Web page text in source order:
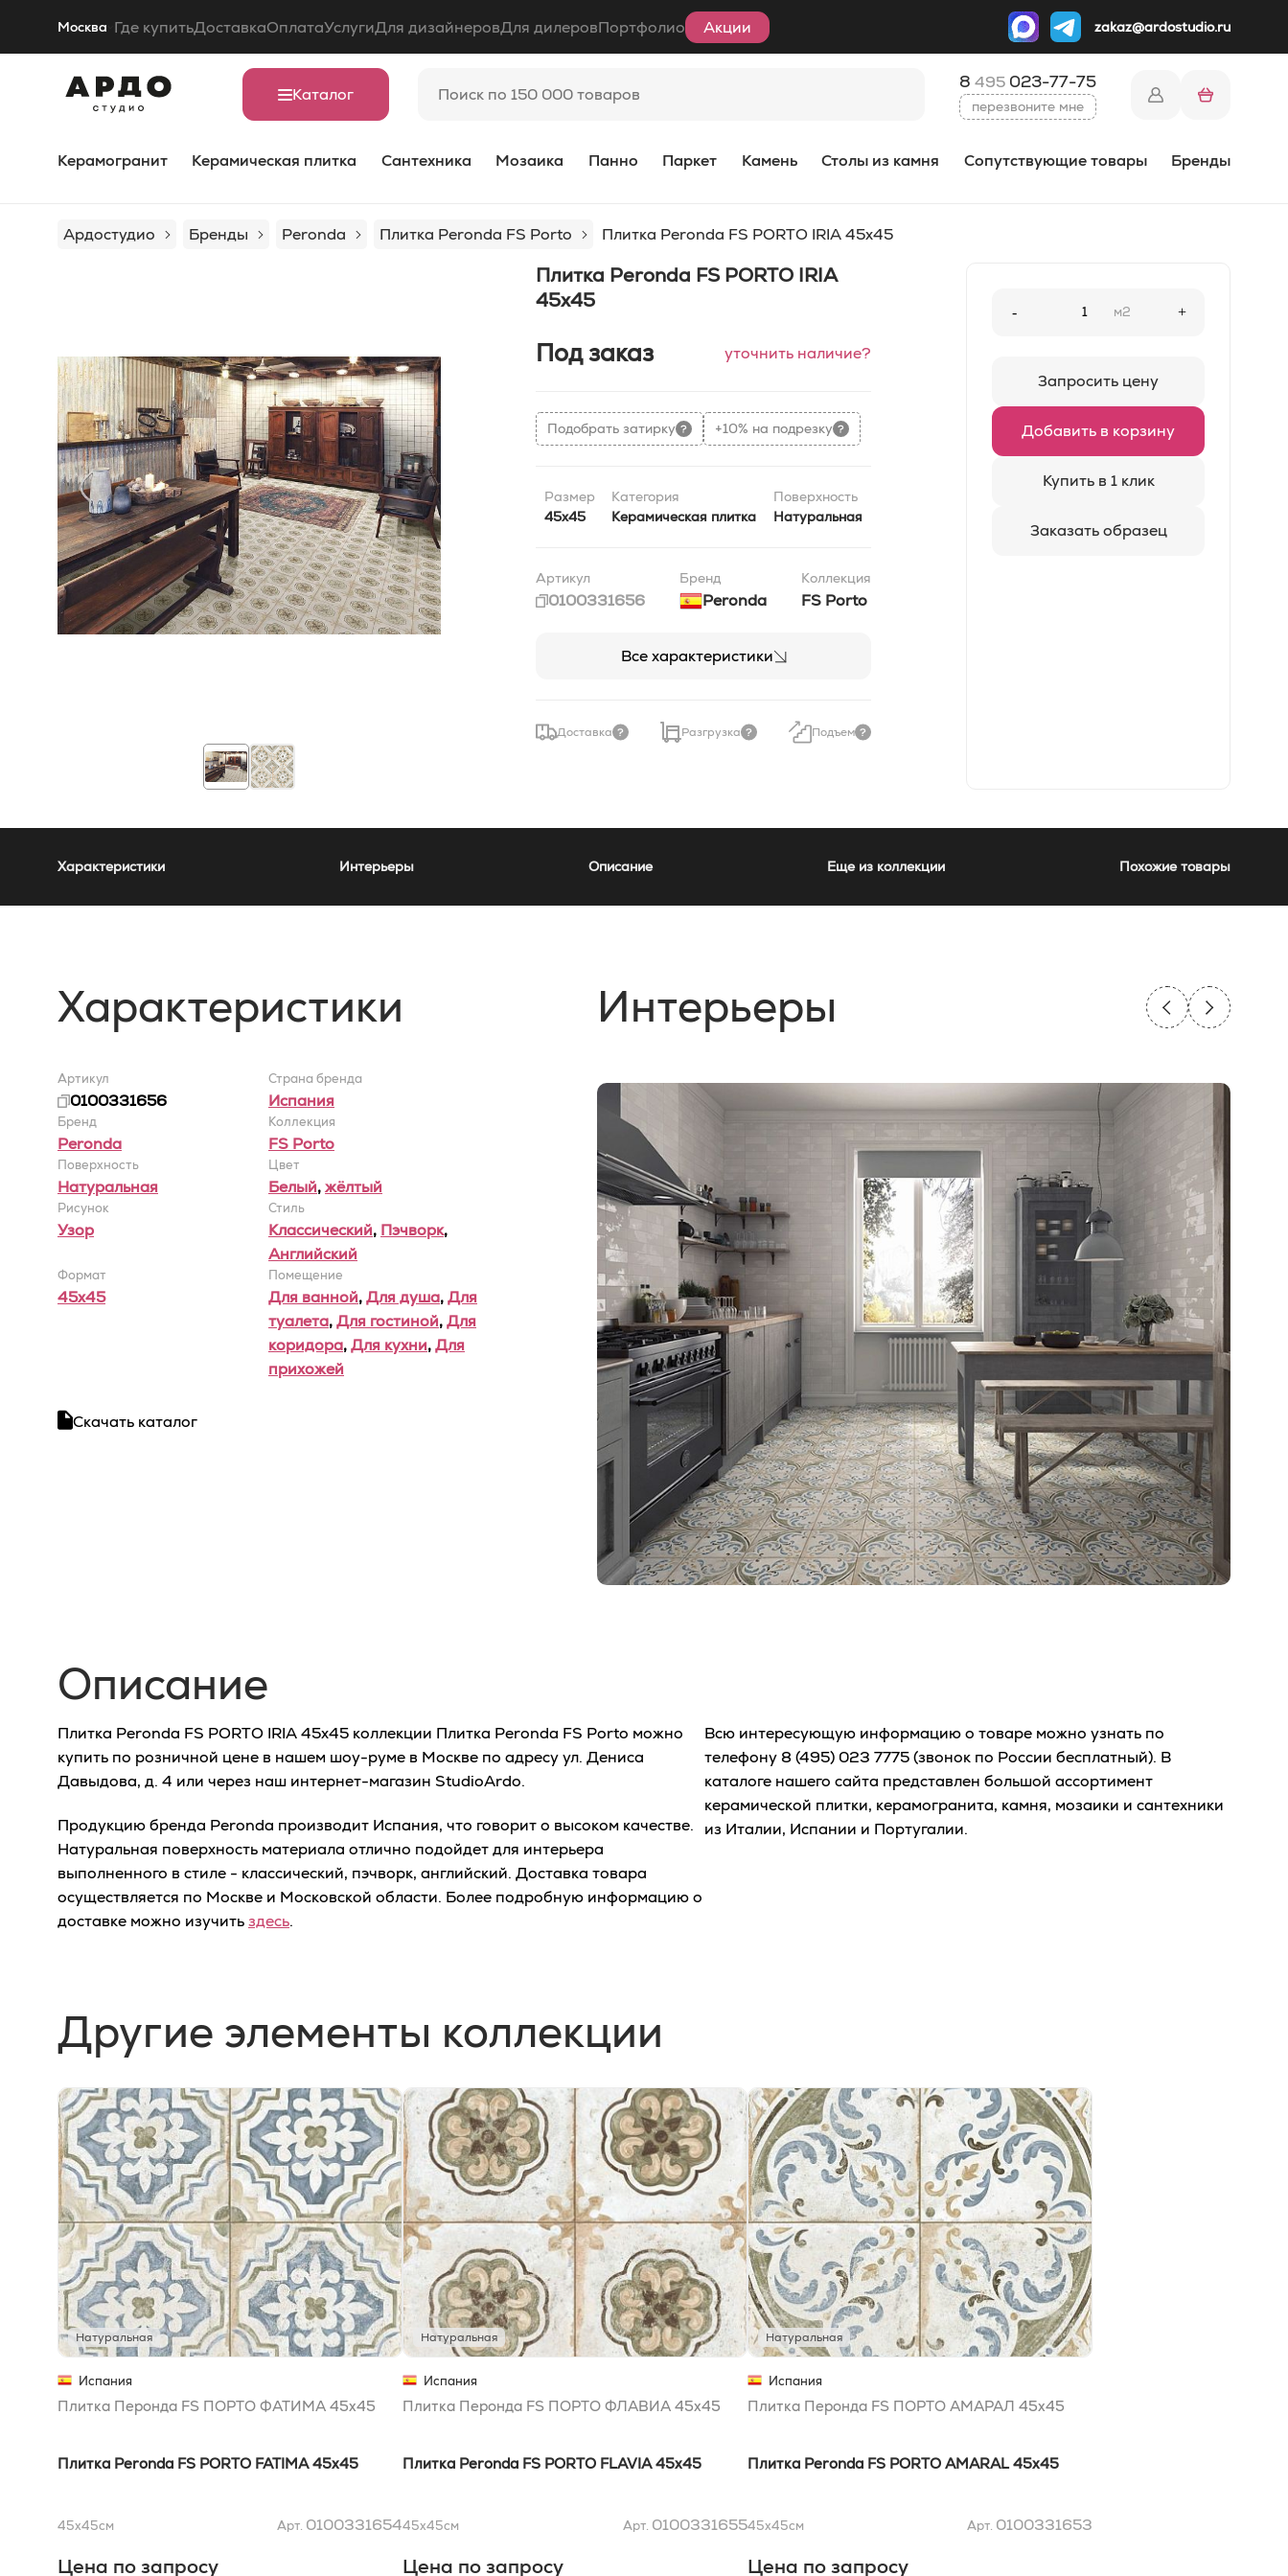
Москва Где купитьДоставкаОплатаУслугиДля дизайнеровДля дилеровПортфолио Акции zakaz@ardostudio.ru
Каталог
8 495 023-77-75
перезвоните мне
Керамогранит Керамическая плитка Сантехника Мозаика Панно Паркет Камень Столы из камня Сопутствующие товары Бренды
Ардостудио Бренды Peronda Плитка Peronda FS Porto Плитка Peronda FS PORTO IRIA 45x45
Плитка Peronda FS PORTO IRIA
45x45
Под заказ уточнить наличие?
Подобрать затирку +10% на подрезку
Размер
45x45
Категория
Керамическая плитка
Поверхность
Натуральная
Артикул
0100331656
Бренд
Peronda
Коллекция
FS Porto
Все характеристики
Доставка Разгрузка Подъем
- м2 +
Запросить цену
Добавить в корзину
Купить в 1 клик
Заказать образец
Характеристики Интерьеры Описание Еще из коллекции Похожие товары
Характеристики
Артикул
0100331656
Страна бренда
Испания
Бренд
Peronda
Коллекция
FS Porto
Поверхность
Натуральная
Цвет
Белый,жёлтый
Рисунок
Узор
Стиль
Классический, Пэчворк,
Английский
Формат
45x45
Помещение
Для ванной,Для душа,Для
туалета,Для гостиной,Для
коридора,Для кухни,Для
прихожей
Скачать каталог
Интерьеры
Описание
Плитка Peronda FS PORTO IRIA 45x45 коллекции Плитка Peronda FS Porto можно
купить по розничной цене в нашем шоу-руме в Москве по адресу ул. Дениса
Давыдова, д. 4 или через наш интернет-магазин StudioArdo.
Продукцию бренда Peronda производит Испания, что говорит о высоком качестве.
Натуральная поверхность материала отлично подойдет для интерьера
выполненного в стиле - классический, пэчворк, английский. Доставка товара
осуществляется по Москве и Московской области. Более подробную информацию о
доставке можно изучитьздесь.
Всю интересующую информацию о товаре можно узнать по
телефону 8 (495) 023 7775(звонок по России бесплатный). В
каталоге нашего сайта представлен большой ассортимент
керамической плитки, керамогранита, камня, мозаики и сантехники
из Италии, Испании и Португалии.
Другие элементы коллекции
Натуральная
Испания
Плитка Перонда FS ПОРТО ФАТИМА 45x45
Плитка Peronda FS PORTO FATIMA 45x45
45x45см Арт. 0100331654
Цена по запросу
Натуральная
Испания
Плитка Перонда FS ПОРТО ФЛАВИА 45x45
Плитка Peronda FS PORTO FLAVIA 45x45
45x45см Арт. 0100331655
Цена по запросу
Натуральная
Испания
Плитка Перонда FS ПОРТО АМАРАЛ 45x45
Плитка Peronda FS PORTO AMARAL 45x45
45x45см Арт. 0100331653
Цена по запросу